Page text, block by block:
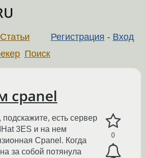
Регистрация - Вход
Статьи
Поиск
cpanel
0
есть сервер
3ES и на нем
Cpanel. Когда
за собой потянула